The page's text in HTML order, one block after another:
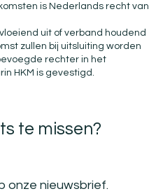
is Nederlands recht van
uit of verband houdend
zullen bij uitsluiting worden
rechter in het
HKM is gevestigd.
te missen?
onze nieuwsbrief.